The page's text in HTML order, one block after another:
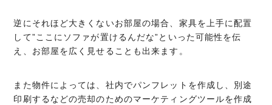
逆にそれほど大きくないお部屋の場合、家具を上手に配置
して”ここにソファが置けるんだな”といった可能性を伝
え、お部屋を広く見せることも出来ます。
また物件によっては、社内でパンフレットを作成し、別途
印刷するなどの売却のためのマーケティングツールを作成